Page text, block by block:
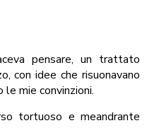
pensare, un trattato
con idee che risuonavano
mie convinzioni.
tortuoso e meandrante